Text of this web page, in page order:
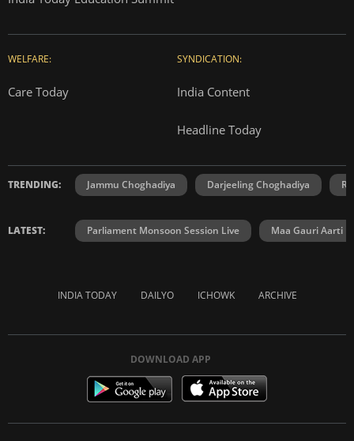
WELFARE:
Care Today
SYNDICATION:
India Content
Headline Today
TRENDING: Jammu Choghadiya Darjeeling Choghadiya
LATEST: Parliament Monsoon Session Live Maa Gauri Aarti
INDIA TODAY DAILYO ICHOWK ARCHIVE
DOWNLOAD APP